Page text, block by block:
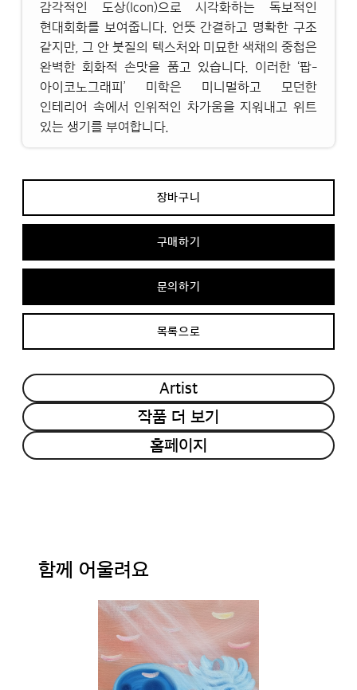
감각적인 도상(Icon)으로 시각화하는 독보적인
현대회화를 보여줍니다. 언뜻 간결하고 명확한 구조
같지만, 그 안 붓질의 텍스처와 미묘한 색채의 중첩은
완벽한 회화적 손맛을 품고 있습니다. 이러한 ‘팝-
아이코노그래피’ 미학은 미니멀하고 모던한
인테리어 속에서 인위적인 차가움을 지워내고 위트
있는 생기를 부여합니다.
장바구니
구매하기
문의하기
목록으로
Artist
작품 더 보기
홈페이지
함께 어울려요